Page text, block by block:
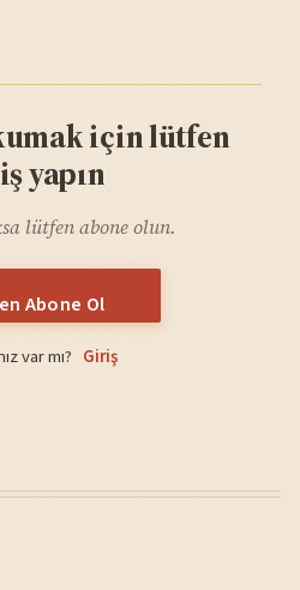
için lütfen
yapın
lütfen abone olun.
Abone Ol
var mı? Giriş